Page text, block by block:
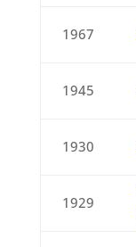
1967
1945
1930
1929